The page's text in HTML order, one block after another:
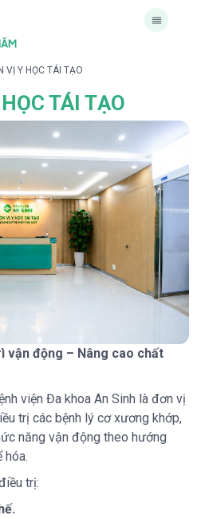
VỊ Y HỌC TÁI TẠO
TÁI TẠO
vận động – Nâng cao chất
viện Đa khoa An Sinh là đơn vị
trị các bệnh lý cơ xương khớp,
năng vận động theo hướng
hóa.
trị: